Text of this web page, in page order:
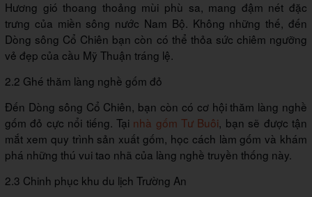
Hương gió thoang thoảng mùi phù sa, mang đậm nét đặc
trưng của miền sông nước Nam Bộ. Không những thế, đến
Dòng sông Cổ Chiên bạn còn có thể thỏa sức chiêm ngưỡng
vẻ đẹp của cầu Mỹ Thuận tráng lệ.
2.2 Ghé thăm làng nghề gốm đỏ
Đến Dòng sông Cổ Chiên, bạn còn có cơ hội thăm làng nghề
gốm đỏ cực nổi tiếng. Tại nhà gốm Tư Buôi, bạn sẽ được tận
mắt xem quy trình sản xuất gốm, học cách làm gốm và khám
phá những thú vui tao nhã của làng nghề truyền thống này.
2.3 Chinh phục khu du lịch Trường An